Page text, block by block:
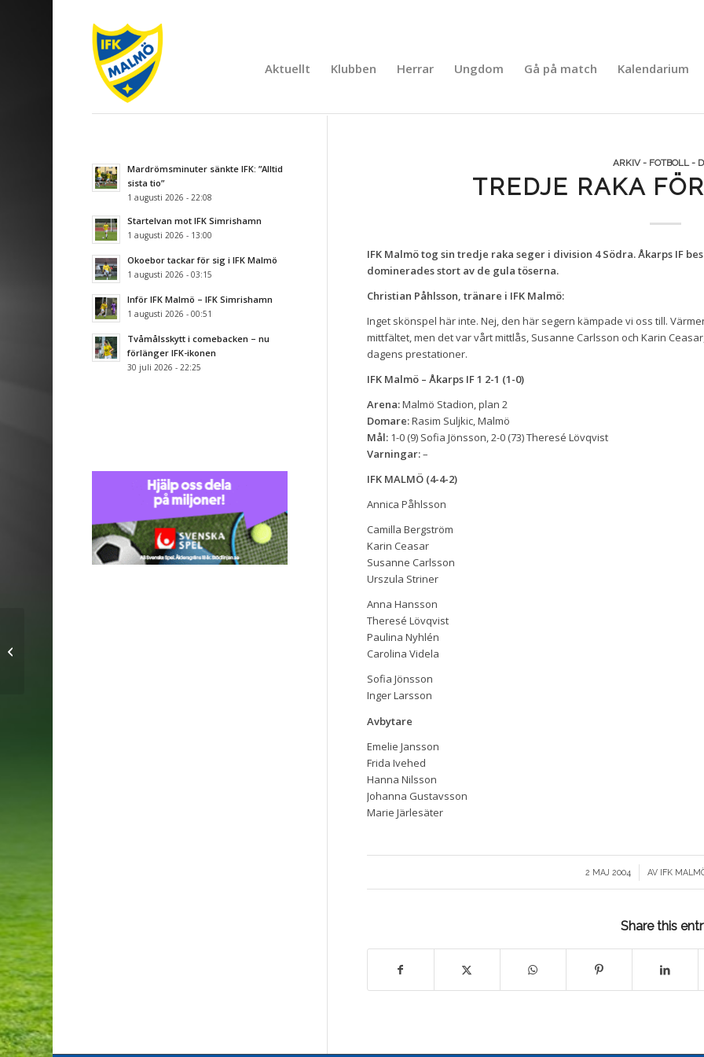
Aktuellt Klubben Herrar Ungdom Gå på match Kalendarium
ARKIV - FOTBOLL -
TREDJE RAKA
IFK Malmö tog sin tredje raka seger i division 4 Södra. Åkarps IF
dominerades stort av de gula töserna.
Christian Påhlsson, tränare i IFK Malmö:
Inget skönspel här inte. Nej, den här segern kämpade vi oss till.
mittfältet, men det var vårt mittlås, Susanne Carlsson och Karin
dagens prestationer.
IFK Malmö – Åkarps IF 1 2-1 (1-0)
Arena:Malmö Stadion, plan 2
Domare:Rasim Suljkic, Malmö
Mål:1-0 (9) Sofia Jönsson, 2-0 (73) Theresé Lövqvist
Varningar:–
IFK MALMÖ (4-4-2)
Annica Påhlsson
Camilla Bergström
Karin Ceasar
Susanne Carlsson
Urszula Striner
Anna Hansson
Theresé Lövqvist
Paulina Nyhlén
Carolina Videla
Sofia Jönsson
Inger Larsson
Avbytare
Emelie Jansson
Frida Ivehed
Hanna Nilsson
Johanna Gustavsson
Marie Järlesäter
2 MAJ 2004
/ AV IFK
Share this
Mardrömsminuter sänkte IFK: ”Alltid
sista tio”
1 augusti 2026 - 22:08
Startelvan mot IFK Simrishamn
1 augusti 2026 - 13:00
Okoebor tackar för sig i IFK Malmö
1 augusti 2026 - 03:15
Inför IFK Malmö – IFK Simrishamn
1 augusti 2026 - 00:51
Tvåmålsskytt i comebacken – nu
förlänger IFK-ikonen
30 juli 2026 - 22:25